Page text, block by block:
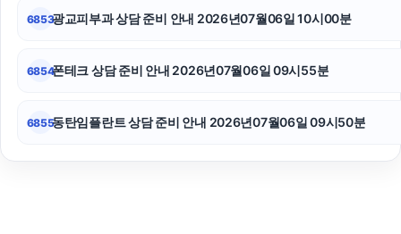
6853광교피부과 상담 준비 안내 2026년07월06일 10시00분
6854폰테크 상담 준비 안내 2026년07월06일 09시55분
6855동탄임플란트 상담 준비 안내 2026년07월06일 09시50분